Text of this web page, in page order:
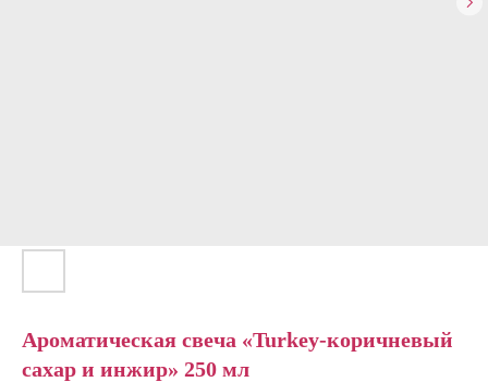
Ароматическая свеча «Turkey-коричневый
сахар и инжир» 250 мл